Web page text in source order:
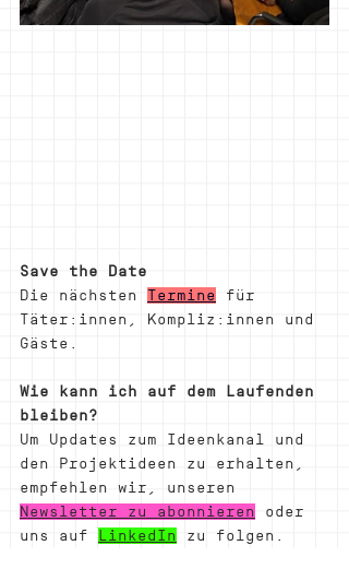
Save the Date
Die nächsten Termine für
Täter:innen, Kompliz:innen und
Gäste.
Wie kann ich auf dem Laufenden
bleiben?
Um Updates zum Ideenkanal und
den Projektideen zu erhalten,
empfehlen wir, unseren
Newsletter zu abonnieren oder
uns auf
LinkedIn zu folgen.